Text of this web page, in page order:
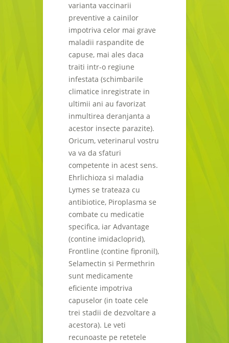
varianta vaccinarii
preventive a cainilor
impotriva celor mai grave
maladii raspandite de
capuse, mai ales daca
traiti intr-o regiune
infestata (schimbarile
climatice inregistrate in
ultimii ani au favorizat
inmultirea deranjanta a
acestor insecte parazite).
Oricum, veterinarul vostru
va va da sfaturi
competente in acest sens.
Ehrlichioza si maladia
Lymes se trateaza cu
antibiotice, Piroplasma se
combate cu medicatie
specifica, iar Advantage
(contine imidacloprid),
Frontline (contine fipronil),
Selamectin si Permethrin
sunt medicamente
eficiente impotriva
capuselor (in toate cele
trei stadii de dezvoltare a
acestora). Le veti
recunoaste pe retetele